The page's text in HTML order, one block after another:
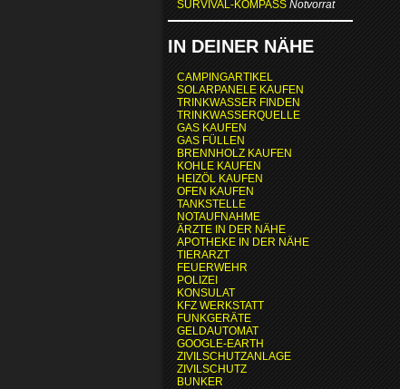
SURVIVAL-KOMPASS Notvorrat
IN DEINER NÄHE
CAMPINGARTIKEL
SOLARPANELE KAUFEN
TRINKWASSER FINDEN
TRINKWASSERQUELLE
GAS KAUFEN
GAS FÜLLEN
BRENNHOLZ KAUFEN
KOHLE KAUFEN
HEIZÖL KAUFEN
OFEN KAUFEN
TANKSTELLE
NOTAUFNAHME
ÄRZTE IN DER NÄHE
APOTHEKE IN DER NÄHE
TIERARZT
FEUERWEHR
POLIZEI
KONSULAT
KFZ WERKSTATT
FUNKGERÄTE
GELDAUTOMAT
GOOGLE-EARTH
ZIVILSCHUTZANLAGE
ZIVILSCHUTZ
BUNKER